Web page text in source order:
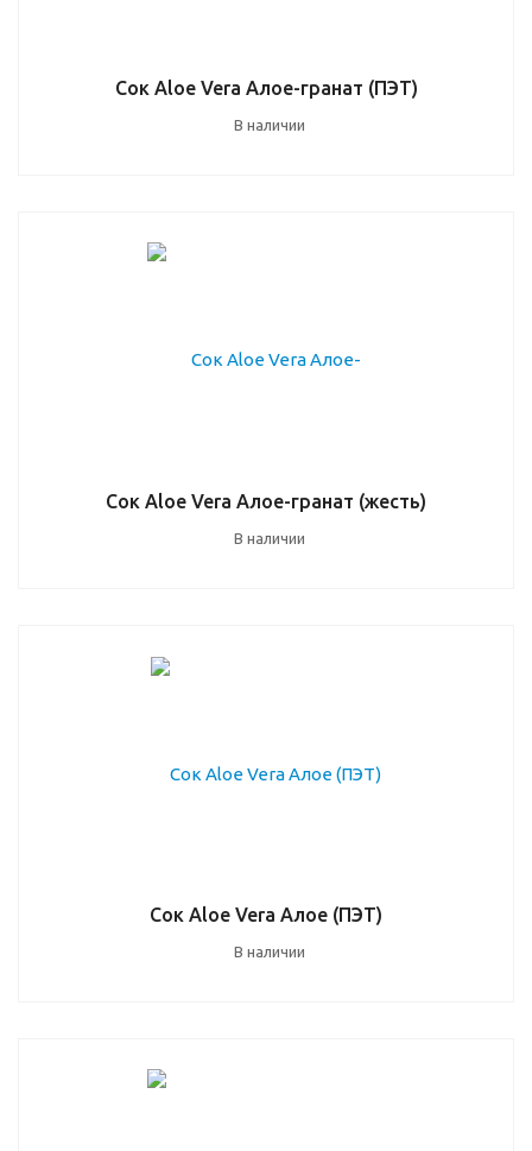
Сок Aloe Vera Алое-гранат (ПЭТ)
В наличии
Сок Aloe Vera Алое-гранат (жесть)
В наличии
Сок Aloe Vera Алое (ПЭТ)
В наличии